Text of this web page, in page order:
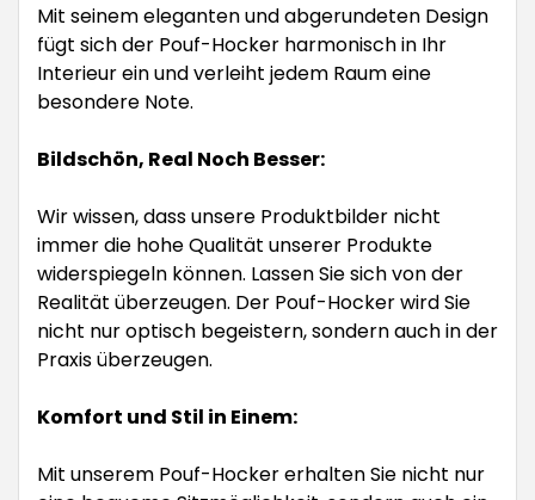
Mit seinem eleganten und abgerundeten Design
fügt sich der Pouf-Hocker harmonisch in Ihr
Interieur ein und verleiht jedem Raum eine
besondere Note.
Bildschön, Real Noch Besser:
Wir wissen, dass unsere Produktbilder nicht
immer die hohe Qualität unserer Produkte
widerspiegeln können. Lassen Sie sich von der
Realität überzeugen. Der Pouf-Hocker wird Sie
nicht nur optisch begeistern, sondern auch in der
Praxis überzeugen.
Komfort und Stil in Einem:
Mit unserem Pouf-Hocker erhalten Sie nicht nur